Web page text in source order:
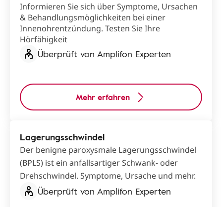
Informieren Sie sich über Symptome, Ursachen
& Behandlungsmöglichkeiten bei einer
Innenohrentzündung. Testen Sie Ihre
Hörfähigkeit
Überprüft von Amplifon Experten
Mehr erfahren
Lagerungsschwindel
Der benigne paroxysmale Lagerungsschwindel
(BPLS) ist ein anfallsartiger Schwank- oder
Drehschwindel. Symptome, Ursache und mehr.
Überprüft von Amplifon Experten